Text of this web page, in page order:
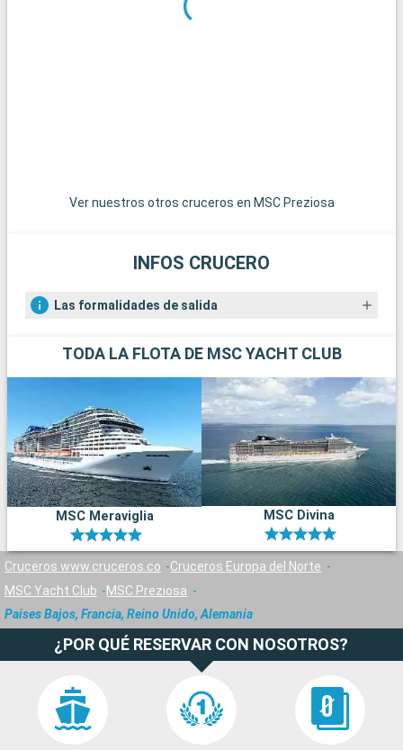
Ver nuestros otros cruceros en MSC Preziosa
INFOS CRUCERO
Las formalidades de salida
TODA LA FLOTA DE MSC YACHT CLUB
MSC Meraviglia MSC Divina
Cruceros www.cruceros.co
Cruceros Europa del Norte
MSC Yacht Club
MSC Preziosa
Paises Bajos, Francia, Reino Unido, Alemania
¿POR QUÉ RESERVAR CON NOSOTROS?